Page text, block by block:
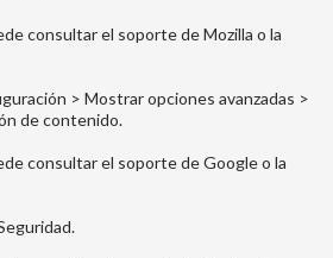
consultar el soporte de Mozilla o la
> Mostrar opciones avanzadas >
de contenido.
consultar el soporte de Google o la